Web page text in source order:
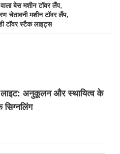
बेस मशीन टॉवर लैंप,
चेतावनी मशीन टॉवर लैंप,
टॉवर स्टैक लाइट्स
लाइट: अनुकूलन और स्थायित्व के
सिग्नलिंग